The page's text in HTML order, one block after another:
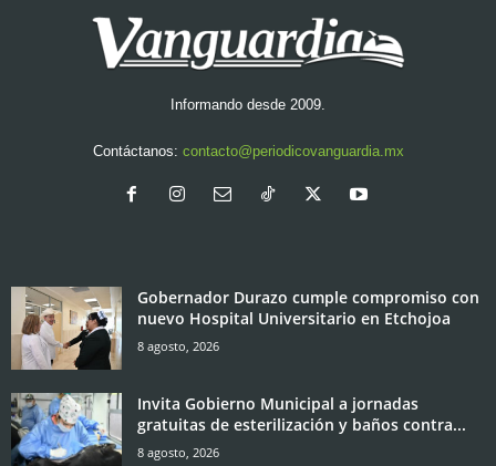
Informando desde 2009.
Contáctanos: contacto@periodicovanguardia.mx
Gobernador Durazo cumple compromiso con
nuevo Hospital Universitario en Etchojoa
8 agosto, 2026
Invita Gobierno Municipal a jornadas
gratuitas de esterilización y baños contra...
8 agosto, 2026